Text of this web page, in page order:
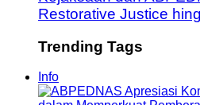
Restorative Justice
Trending Tags
Info